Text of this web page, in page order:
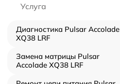
Услуга
Диагностика Pulsar Accolade
XQ38 LRF
Замена матрицы Pulsar
Accolade XQ38 LRF